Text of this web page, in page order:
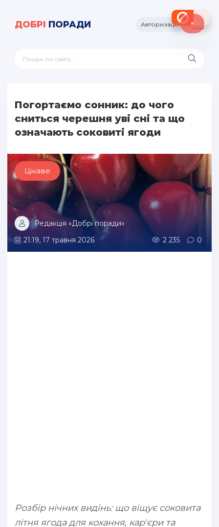
ДОБРІ ПОРАДИ Авторизація
Погортаємо сонник: до чого
сниться черешня уві сні та що
означають соковиті ягоди
Цікаве
Редакція «Добрі поради»
21:19, 17 травня 2026
2 235 0
Розбір нічних видінь: що віщує соковита
літня ягода для кохання, кар'єри та
×